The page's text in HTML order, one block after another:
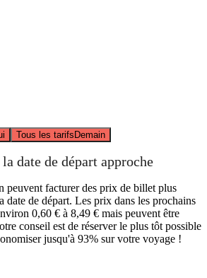
Tous les tarifsDemain
date de départ approche
peuvent facturer des prix de billet plus
date de départ. Les prix dans les prochains
0,60 € à 8,49 € mais peuvent être
conseil est de réserver le plus tôt possible
jusqu'à 93% sur votre voyage !